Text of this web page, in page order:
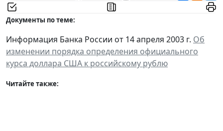
Документы по теме:
Информация Банка России от 14 апреля 2003 г. Об
изменении порядка определения официального
курса доллара США к российскому рублю
Читайте также: